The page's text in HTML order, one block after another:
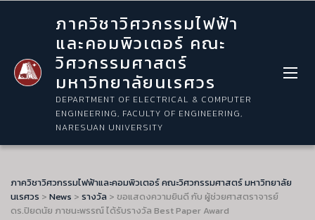
ภาควิชาวิศวกรรมไฟฟ้า
และคอมพิวเตอร์ คณะ
วิศวกรรมศาสตร์
มหาวิทยาลัยนเรศวร
DEPARTMENT OF ELECTRICAL & COMPUTER
ENGINEERING, FACULTY OF ENGINEERING,
NARESUAN UNIVERSITY
ภาควิชาวิศวกรรมไฟฟ้าและคอมพิวเตอร์ คณะวิศวกรรมศาสตร์ มหาวิทยาลัย
นเรศวร > News > รางวัล > ขอแสดงความยินดี กับ ผู้ช่วยศาสตราจารย์
ดร.ปิยดนัย ภาชนะพรรณ์ ได้รับรางวัล Best Paper Award